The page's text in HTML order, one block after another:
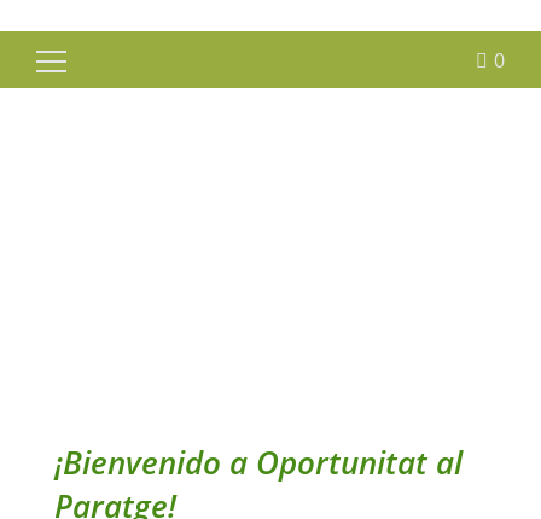
0
Buscar:
¡Bienvenido a Oportunitat al
Paratge!